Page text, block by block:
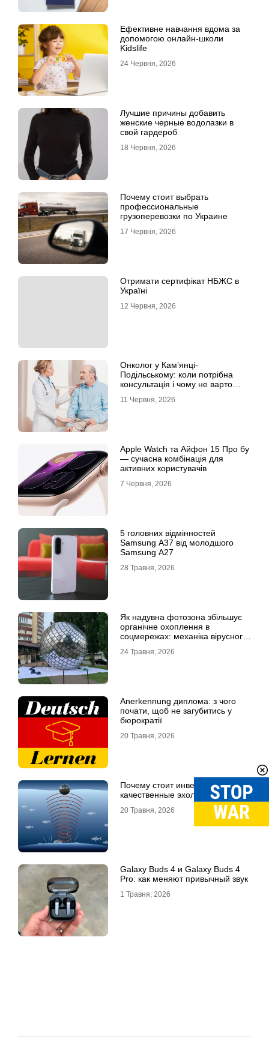
Ефективне навчання вдома за
допомогою онлайн-школи
Kidslife
24 Червня, 2026
Лучшие причины добавить
женские черные водолазки в
свой гардероб
18 Червня, 2026
Почему стоит выбрать
профессиональные
грузоперевозки по Украине
17 Червня, 2026
Отримати сертифікат НБЖС в
Україні
12 Червня, 2026
Онколог у Кам’янці-
Подільському: коли потрібна
консультація і чому не варто
11 Червня, 2026
Apple Watch та Айфон 15 Про бу
— сучасна комбінація для
активних користувачів
7 Червня, 2026
5 головних відмінностей
Samsung A37 від молодшого
Samsung A27
28 Травня, 2026
Як надувна фотозона збільшує
органічне охоплення в
соцмережах: механіка вірусного
24 Травня, 2026
Anerkennung диплома: з чого
почати, щоб не загубитись у
бюрократії
20 Травня, 2026
Почему стоит инвестировать в
качественные эхолоты
20 Травня, 2026
Galaxy Buds 4 и Galaxy Buds 4
Pro: как меняют привычный звук
1 Травня, 2026